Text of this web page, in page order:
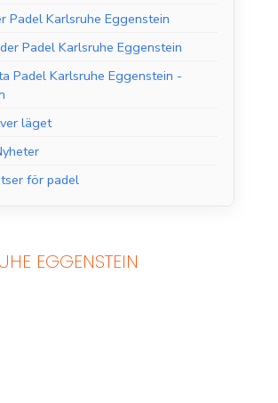
Padel Karlsruhe Eggenstein
Padel Karlsruhe Eggenstein
Padel Karlsruhe Eggenstein -
läget
för padel
EGGENSTEINPadelbanor utomhus